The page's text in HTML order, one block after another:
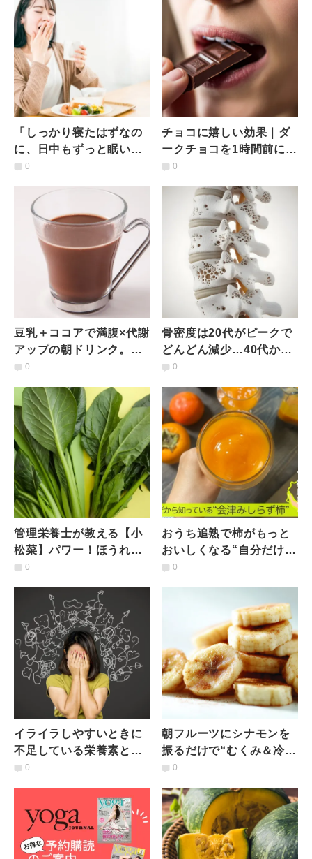
「しっかり寝たはずなの
に、日中もずっと眠い」
いつも眠い人に不足して
士が解説
0
チョコに嬉しい効果｜ダ
ークチョコを1時間前に食
べるだけで記憶力向上！
0
豆乳＋ココアで満腹×代謝
アップの朝ドリンク。忙
しい朝の栄養チャージに
0
骨密度は20代がピークで
どんどん減少…40代から
始める“骨活レシピ”｜管
0
管理栄養士が教える【小
松菜】パワー！ほうれん
草よりおすすめな理由と
る食べ合わせも紹介
0
おうち追熟で柿がもっと
おいしくなる“自分だけの
フルーツ体験”｜朝フルで
0
イライラしやすいときに
不足している栄養素と
は？管理栄養士が解説
0
朝フルーツにシナモンを
振るだけで“むくみ＆冷
え”改善。寒い季節の朝に
ん
0